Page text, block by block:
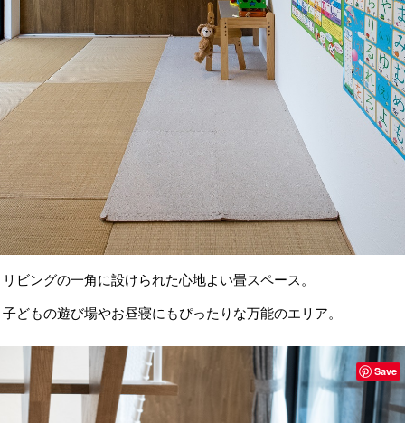
リビングの一角に設けられた心地よい畳スペース。
子どもの遊び場やお昼寝にもぴったりな万能のエリア。
Save